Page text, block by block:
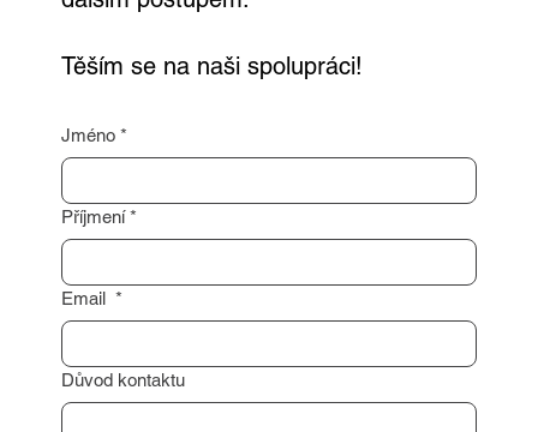
Těším se na naši spolupráci!
Jméno *
Příjmení *
Email *
Důvod kontaktu